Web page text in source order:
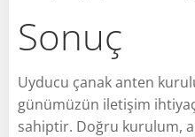
Sonuç
Uyducu çanak anten
günümüzün iletişim
sahiptir. Doğru kurulum,